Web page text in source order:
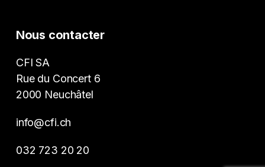
Nous contacter
CFI SA
Rue du Concert 6
2000 Neuchâtel
info@cfi.ch
032 723 20 20